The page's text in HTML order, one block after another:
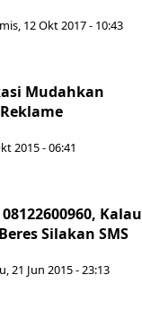
12 Okt 2017 - 10:43
Mudahkan
2015 - 06:41
Kalau
Silakan SMS
21 Jun 2015 - 23:13